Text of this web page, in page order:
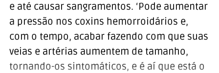
e até causar sangramentos. ‘Pode aumentar
a pressão nos coxins hemorroidários e,
com o tempo, acabar fazendo com que suas
veias e artérias aumentem de tamanho,
tornando-os sintomáticos, e é aí que está o